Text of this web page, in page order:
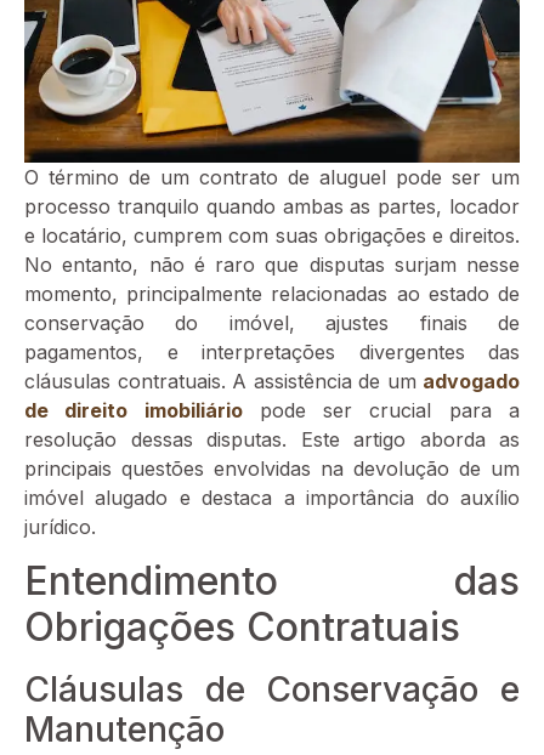
O término de um contrato de aluguel pode ser um
processo tranquilo quando ambas as partes, locador
e locatário, cumprem com suas obrigações e direitos.
No entanto, não é raro que disputas surjam nesse
momento, principalmente relacionadas ao estado de
conservação do imóvel, ajustes finais de
pagamentos, e interpretações divergentes das
cláusulas contratuais. A assistência de um advogado
de direito imobiliáriopode ser crucial para a
resolução dessas disputas. Este artigo aborda as
principais questões envolvidas na devolução de um
imóvel alugado e destaca a importância do auxílio
jurídico.
Entendimento das
Obrigações Contratuais
Cláusulas de Conservação e
Manutenção